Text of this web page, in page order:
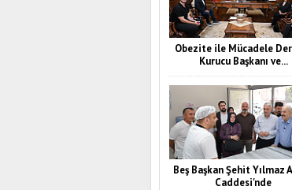
Obezite ile Mücadele
Kurucu Başkanı ve...
Beş Başkan Şehit Yılmaz
Caddesi'nde